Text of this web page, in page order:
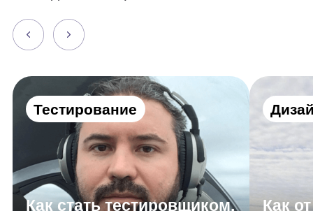
Получите все
нужные навыки